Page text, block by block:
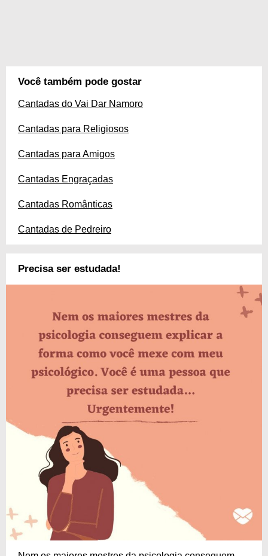
Você também pode gostar
Cantadas do Vai Dar Namoro
Cantadas para Religiosos
Cantadas para Amigos
Cantadas Engraçadas
Cantadas Românticas
Cantadas de Pedreiro
Precisa ser estudada!